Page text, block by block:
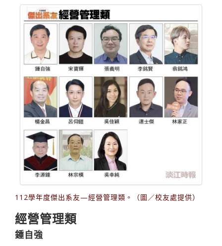
112學年度傑出系友—經營管理類。（圖／校友處提供）
經營管理類
鍾自強